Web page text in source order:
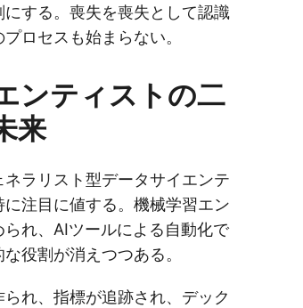
する。喪失を喪失として認識
ロセスも始まらない。
ンティストの二
来
ラリスト型データサイエンテ
に注目に値する。機械学習エン
れ、AIツールによる自動化で
役割が消えつつある。
られ、指標が追跡され、デック